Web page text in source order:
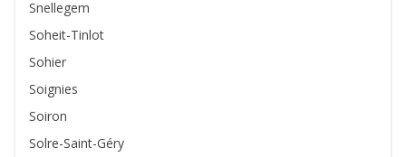
Snellegem
Soheit-Tinlot
Sohier
Soignies
Soiron
Solre-Saint-Géry